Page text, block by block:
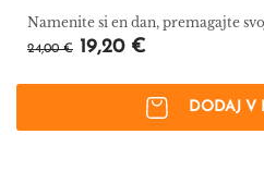
Namenite si en dan, premagajte
najboljše življenje.
24,00 € 19,20 €
DODAJ V